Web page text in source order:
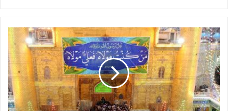
الداخلية:
إعداد
خطة
متكاملة
لتأمين
زيارة
عيد
الغدير